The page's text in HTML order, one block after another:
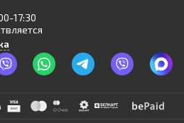
части и зернистость покрытия.
режим обработки - сухой
бокового давления. Для
17:30